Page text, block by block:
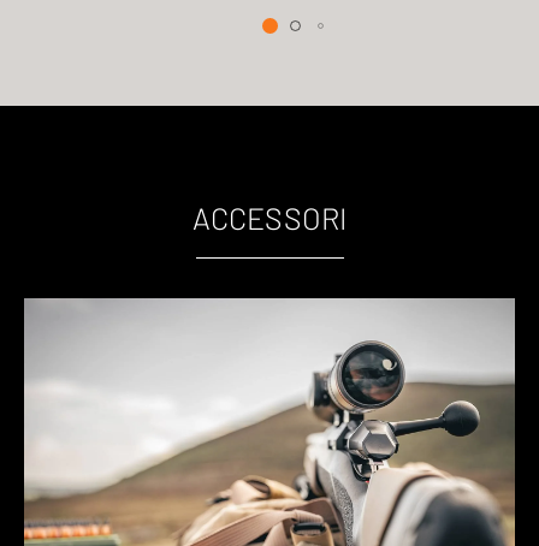
ACCESSORI